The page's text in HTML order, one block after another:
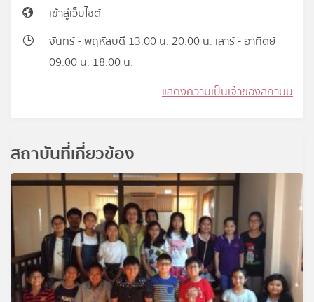
เข้าสู่เว็บไซต์
จันทร์ - พฤหัสบดี 13.00 น. 20.00 น. เสาร์ - อาทิตย์
09.00 น. 18.00 น.
แสดงความเป็นเจ้าของสถาบัน
สถาบันที่เกี่ยวข้อง